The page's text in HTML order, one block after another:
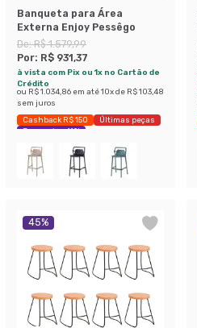
Banqueta para Área
Externa Enjoy Pessêgo
De:R$ 1.579,99
Por: R$ 931,37
à vista com Pix ou 1x no Cartão de
Crédito
ou R$ 1.034,86 em até10x de R$ 103,48
sem juros
Cashback R$ 150
Últimas peças
Economize 41%
45%